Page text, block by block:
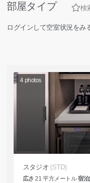
部屋タイプ 検
ログインして空室状況をみ
4 photos
スタジオ (STD)
広さ 21 平方メートル宿